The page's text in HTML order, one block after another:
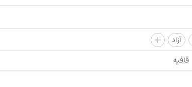
آزاد +
قافیه